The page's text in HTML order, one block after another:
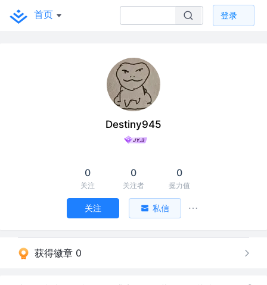
首页 登录
Destiny945
0
关注
0
关注者
0
掘力值
关注 私信
获得徽章 0